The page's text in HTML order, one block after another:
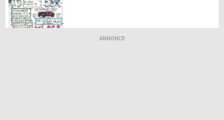
ANNONCE